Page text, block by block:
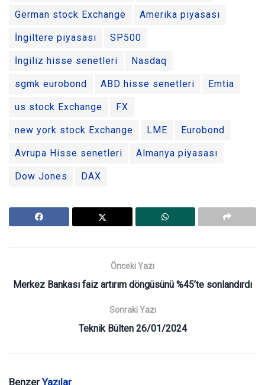
German stock Exchange Amerika piyasası
İngiltere piyasası SP500
İngiliz hisse senetleri Nasdaq
sgmk eurobond ABD hisse senetleri Emtia
us stock Exchange FX
new york stock Exchange LME Eurobond
Avrupa Hisse senetleri Almanya piyasası
Dow Jones DAX
Önceki Yazı
Merkez Bankası faiz artırım döngüsünü %45’te sonlandırdı
Sonraki Yazı
Teknik Bülten 26/01/2024
BenzerYazılar